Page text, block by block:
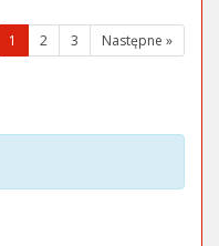
1
(wybrana
strona)
2 3 Następne »